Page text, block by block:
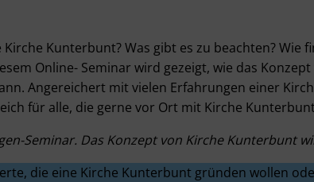
Kunterbunt? Was gibt es zu beachten? Wie
Online- Seminar wird gezeigt, wie das
Angereichert mit vielen Erfahrungen einer
für alle, die gerne vor Ort mit Kirche
Seminar. Das Konzept von Kirche Kunterbunt
die eine Kirche Kunterbunt gründen wollen